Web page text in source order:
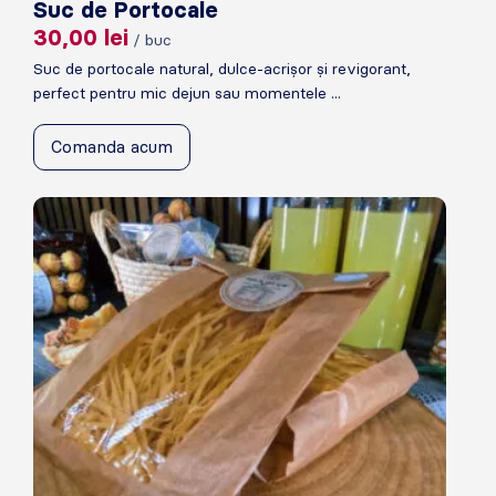
Suc de Portocale
30,00 lei / buc
Suc de portocale natural, dulce-acrișor și revigorant,
perfect pentru mic dejun sau momentele ...
Comanda acum